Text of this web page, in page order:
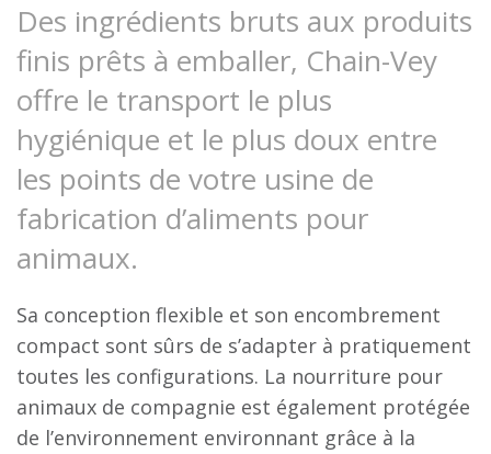
Des ingrédients bruts aux produits
finis prêts à emballer, Chain-Vey
offre le transport le plus
hygiénique et le plus doux entre
les points de votre usine de
fabrication d’aliments pour
animaux.
Sa conception flexible et son encombrement
compact sont sûrs de s’adapter à pratiquement
toutes les configurations. La nourriture pour
animaux de compagnie est également protégée
de l’environnement environnant grâce à la